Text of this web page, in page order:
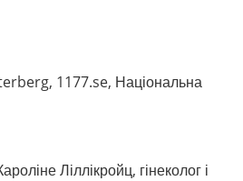
1177.se, Національна
Ліллікройц, гінеколог і